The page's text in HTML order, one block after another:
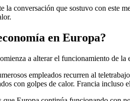
la conversación que sostuvo con
en Europa?
a alterar el funcionamiento de la
empleados recurren al
con golpes de calor. Francia